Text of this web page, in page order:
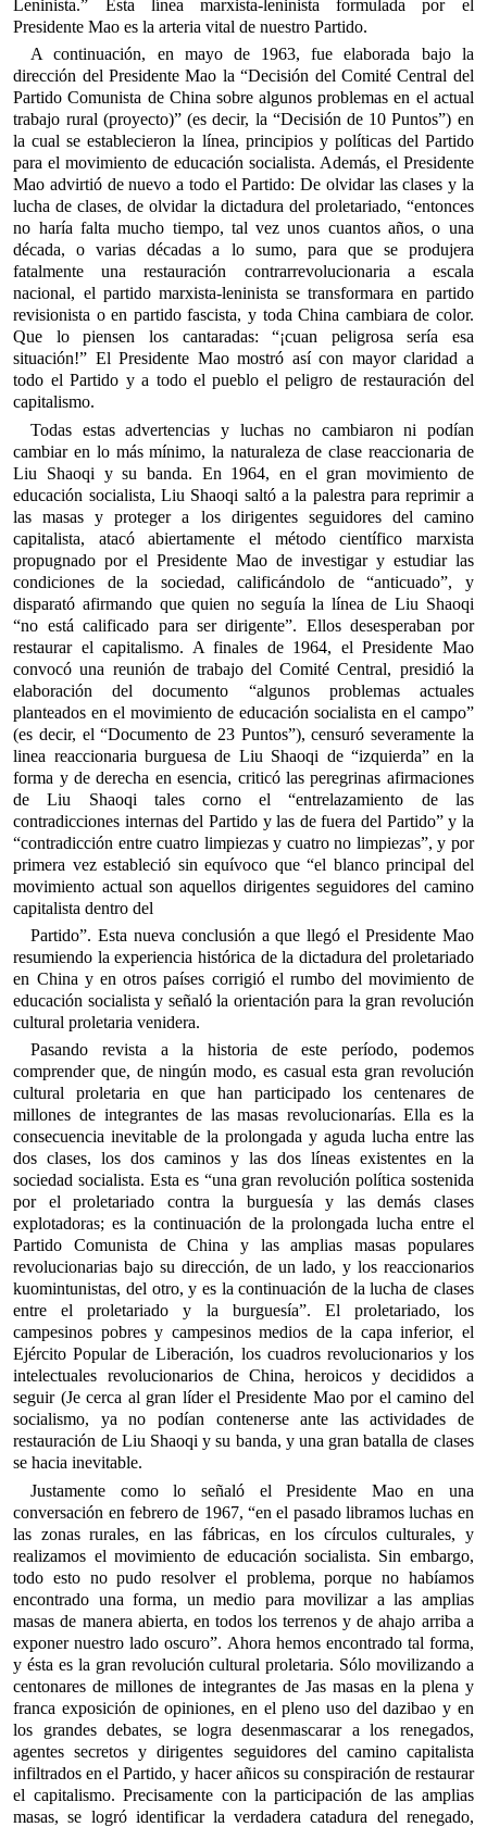
Leninista.” Esta línea marxista-leninista formulada por el
Presidente Mao es la arteria vital de nuestro Partido.
A continuación, en mayo de 1963, fue elaborada bajo la
dirección del Presidente Mao la “Decisión del Comité Central del
Partido Comunista de China sobre algunos problemas en el actual
trabajo rural (proyecto)” (es decir, la “Decisión de 10 Puntos”) en
la cual se establecieron la línea, principios y políticas del Partido
para el movimiento de educación socialista. Además, el Presidente
Mao advirtió de nuevo a todo el Partido: De olvidar las clases y la
lucha de clases, de olvidar la dictadura del proletariado, “entonces
no haría falta mucho tiempo, tal vez unos cuantos años, o una
década, o varias décadas a lo sumo, para que se produjera
fatalmente una restauración contrarrevolucionaria a escala
nacional, el partido marxista-leninista se transformara en partido
revisionista o en partido fascista, y toda China cambiara de color.
Que lo piensen los cantaradas: “¡cuan peligrosa sería esa
situación!” El Presidente Mao mostró así con mayor claridad a
todo el Partido y a todo el pueblo el peligro de restauración del
capitalismo.
Todas estas advertencias y luchas no cambiaron ni podían
cambiar en lo más mínimo, la naturaleza de clase reaccionaria de
Liu Shaoqi y su banda. En 1964, en el gran movimiento de
educación socialista, Liu Shaoqi saltó a la palestra para reprimir a
las masas y proteger a los dirigentes seguidores del camino
capitalista, atacó abiertamente el método científico marxista
propugnado por el Presidente Mao de investigar y estudiar las
condiciones de la sociedad, calificándolo de “anticuado”, y
disparató afirmando que quien no seguía la línea de Liu Shaoqi
“no está calificado para ser dirigente”. Ellos desesperaban por
restaurar el capitalismo. A finales de 1964, el Presidente Mao
convocó una reunión de trabajo del Comité Central, presidió la
elaboración del documento “algunos problemas actuales
planteados en el movimiento de educación socialista en el campo”
(es decir, el “Documento de 23 Puntos”), censuró severamente la
linea reaccionaria burguesa de Liu Shaoqi de “izquierda” en la
forma y de derecha en esencia, criticó las peregrinas afirmaciones
de Liu Shaoqi tales corno el “entrelazamiento de las
contradicciones internas del Partido y las de fuera del Partido” y la
“contradicción entre cuatro limpiezas y cuatro no limpiezas”, y por
primera vez estableció sin equívoco que “el blanco principal del
movimiento actual son aquellos dirigentes seguidores del camino
capitalista dentro del
Partido”. Esta nueva conclusión a que llegó el Presidente Mao
resumiendo la experiencia histórica de la dictadura del proletariado
en China y en otros países corrigió el rumbo del movimiento de
educación socialista y señaló la orientación para la gran revolución
cultural proletaria venidera.
Pasando revista a la historia de este período, podemos
comprender que, de ningún modo, es casual esta gran revolución
cultural proletaria en que han participado los centenares de
millones de integrantes de las masas revolucionarías. Ella es la
consecuencia inevitable de la prolongada y aguda lucha entre las
dos clases, los dos caminos y las dos líneas existentes en la
sociedad socialista. Esta es “una gran revolución política sostenida
por el proletariado contra la burguesía y las demás clases
explotadoras; es la continuación de la prolongada lucha entre el
Partido Comunista de China y las amplias masas populares
revolucionarias bajo su dirección, de un lado, y los reaccionarios
kuomintunistas, del otro, y es la continuación de la lucha de clases
entre el proletariado y la burguesía”. El proletariado, los
campesinos pobres y campesinos medios de la capa inferior, el
Ejército Popular de Liberación, los cuadros revolucionarios y los
intelectuales revolucionarios de China, heroicos y decididos a
seguir (Je cerca al gran líder el Presidente Mao por el camino del
socialismo, ya no podían contenerse ante las actividades de
restauración de Liu Shaoqi y su banda, y una gran batalla de clases
se hacia inevitable.
Justamente como lo señaló el Presidente Mao en una
conversación en febrero de 1967, “en el pasado libramos luchas en
las zonas rurales, en las fábricas, en los círculos culturales, y
realizamos el movimiento de educación socialista. Sin embargo,
todo esto no pudo resolver el problema, porque no habíamos
encontrado una forma, un medio para movilizar a las amplias
masas de manera abierta, en todos los terrenos y de ahajo arriba a
exponer nuestro lado oscuro”. Ahora hemos encontrado tal forma,
y ésta es la gran revolución cultural proletaria. Sólo movilizando a
centonares de millones de integrantes de Jas masas en la plena y
franca exposición de opiniones, en el pleno uso del dazibao y en
los grandes debates, se logra desenmascarar a los renegados,
agentes secretos y dirigentes seguidores del camino capitalista
infiltrados en el Partido, y hacer añicos su conspiración de restaurar
el capitalismo. Precisamente con la participación de las amplias
masas, se logró identificar la verdadera catadura del renegado,